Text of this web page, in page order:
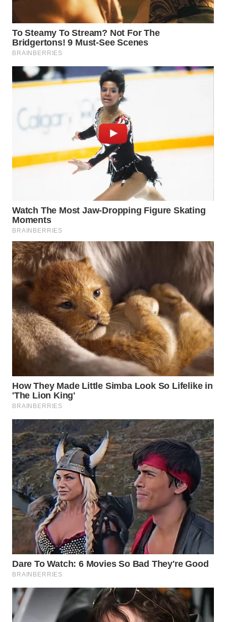
WN
TEBING
TINGGI
WN
PAKPAK
KARAWANG
BEKASI
WN
DEPOK
WN
TAPANULI
UTARA
WN
SAMOSIR
WN
PADANG
LAWAS
WN
SUMEDANG
WN
CIANJUR
WN
KEPULAUAN
SERIBU
WN
TANGERANG
WN
BINJAI
WN
CIREBON